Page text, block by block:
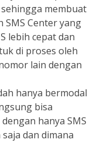
membuat
SMS Center yang
lebih cepat dan
di proses oleh
lain dengan
hanya bermodal
bisa
hanya SMS
dan dimana